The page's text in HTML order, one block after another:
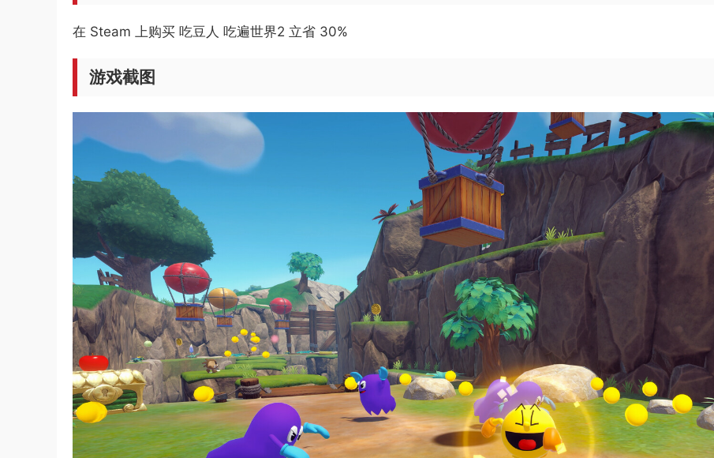
在 Steam 上购买 吃豆人 吃遍世界2 立省 30%
游戏截图